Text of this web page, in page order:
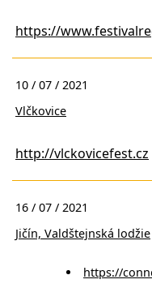
https://
10 / 07 / 2021
Vlčkovice
http://vlckovicefest.cz
16 / 07 / 2021
Jičín, Valdštejnská lodžie
https://